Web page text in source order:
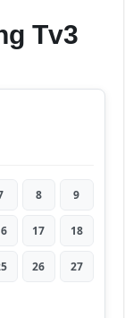
Tv3
8 9
17 18
26 27